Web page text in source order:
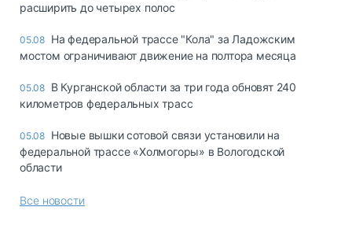
расширить до четырех полос
05.08 На федеральной трассе "Кола" за Ладожским
мостом ограничивают движение на полтора месяца
05.08 В Курганской области за три года обновят 240
километров федеральных трасс
05.08 Новые вышки сотовой связи установили на
федеральной трассе «Холмогоры» в Вологодской
области
Все новости